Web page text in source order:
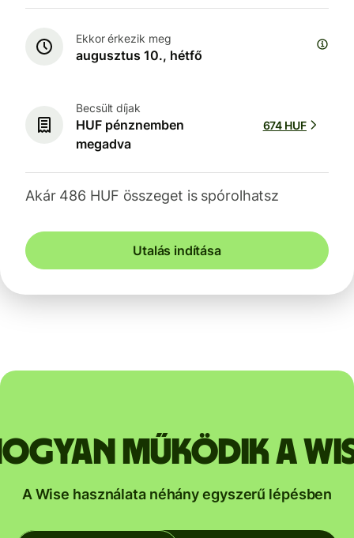
Ekkor érkezik meg
augusztus 10., hétfő
Becsült díjak
HUF pénznemben
megadva
674 HUF
Akár 486 HUF összeget is spórolhatsz
Utalás indítása
működik a
A Wise használata néhány egyszerű lépésben